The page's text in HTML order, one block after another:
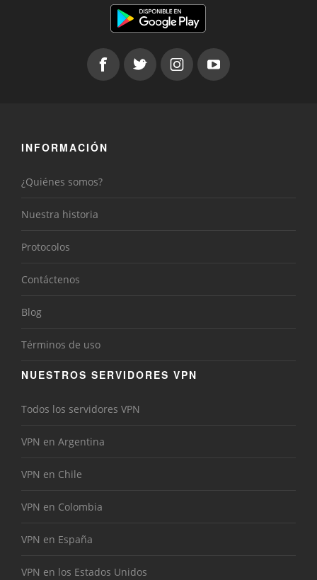
INFORMACIÓN
¿Quiénes somos?
Nuestra historia
Protocolos
Contáctenos
Blog
Términos de uso
NUESTROS SERVIDORES VPN
Todos los servidores VPN
VPN en Argentina
VPN en Chile
VPN en Colombia
VPN en España
VPN en los Estados Unidos